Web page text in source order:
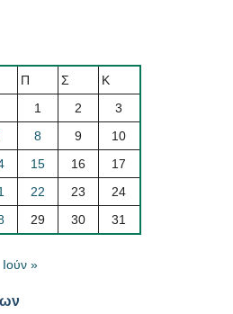
Π Σ
Κ
1
2
3
8 9
10
15 16
17
22 23
24
29 30 31
Ιούν »